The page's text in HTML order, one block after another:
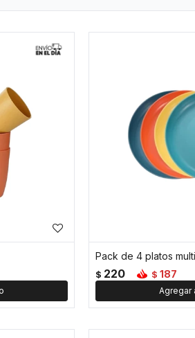
Pack de 4 platos
$ 220 $ 187